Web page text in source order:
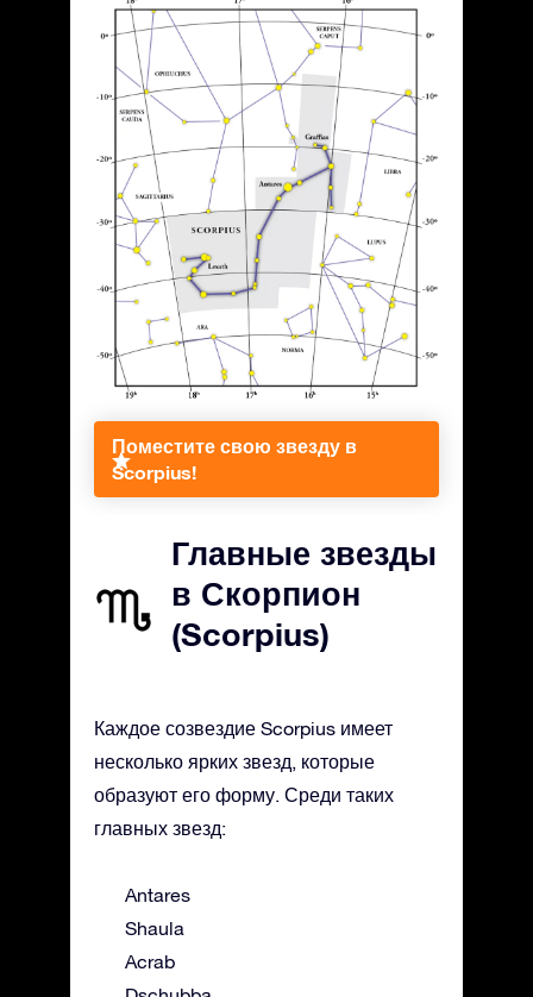
Поместите свою звезду в
Scorpius!
Главные звезды
в Скорпион
(Scorpius)
Каждое созвездие Scorpius имеет
несколько ярких звезд, которые
образуют его форму. Среди таких
главных звезд:
Antares
Shaula
Acrab